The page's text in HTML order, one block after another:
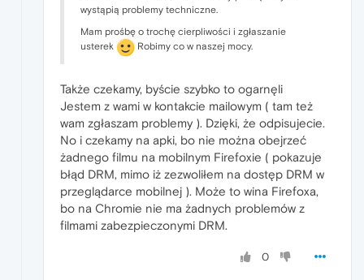
wystąpią problemy techniczne.
Mam prośbę o trochę cierpliwości i zgłaszanie
usterek
Robimy co w naszej mocy.
Także czekamy, byście szybko to ogarnęli
Jestem z wami w kontakcie mailowym ( tam też
wam zgłaszam problemy ). Dzięki, że odpisujecie.
No i czekamy na apki, bo nie można obejrzeć
żadnego filmu na mobilnym Firefoxie ( pokazuje
błąd DRM, mimo iż zezwoliłem na dostęp DRM w
przeglądarce mobilnej ). Może to wina Firefoxa,
bo na Chromie nie ma żadnych problemów z
filmami zabezpieczonymi DRM.
0